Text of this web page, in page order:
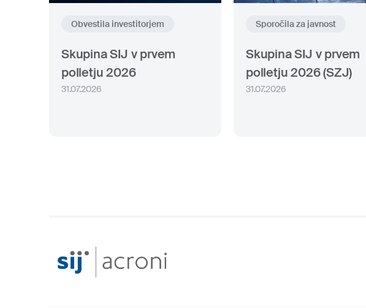
Obvestila investitorjem
Skupina SIJ v prvem
polletju 2026
31.07.2026
Sporočila za javnost
Skupina SIJ v prvem
polletju 2026 (SZJ)
31.07.2026